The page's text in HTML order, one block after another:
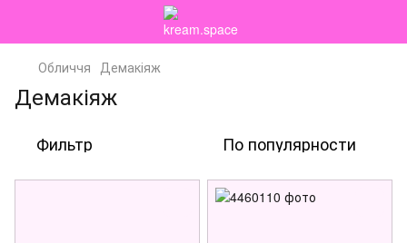
Обличчя Демакіяж
Демакіяж
Фильтр По популярности